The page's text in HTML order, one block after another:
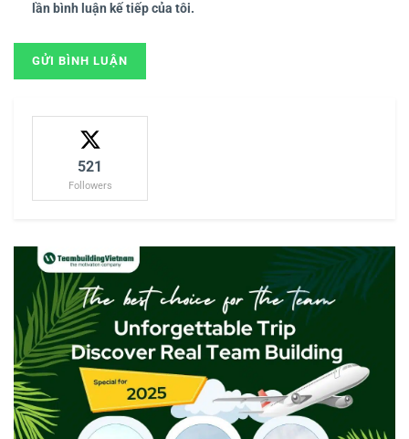
lần bình luận kế tiếp của tôi.
521
Followers